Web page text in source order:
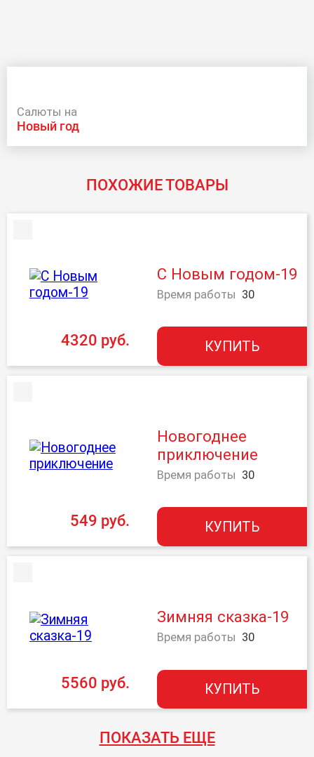
Салюты на
новый год
ПОХОЖИЕ ТОВАРЫ
С Новым годом-19
Время работы 30
4320 руб. КУПИТЬ
Новогоднее
приключение
Время работы 30
549 руб. КУПИТЬ
Зимняя сказка-19
Время работы 30
5560 руб. КУПИТЬ
ПОКАЗАТЬ ЕЩЕ